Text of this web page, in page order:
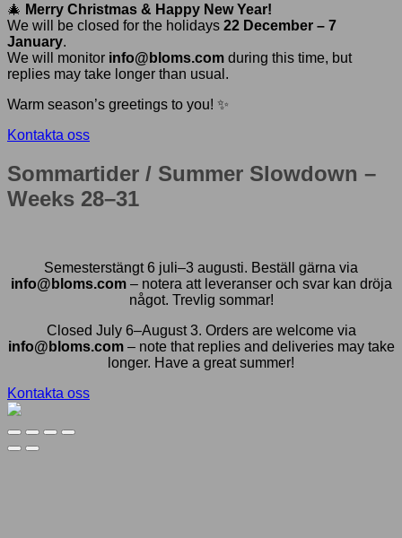
🎄 Merry Christmas & Happy New Year!
We will be closed for the holidays 22 December – 7
January.
We will monitor info@bloms.com during this time, but
replies may take longer than usual.
Warm season’s greetings to you! ✨
Kontakta oss
Sommartider / Summer Slowdown –
Weeks 28–31
Semesterstängt 6 juli–3 augusti. Beställ gärna via
info@bloms.com– notera att leveranser och svar kan dröja
något. Trevlig sommar!
Closed July 6–August 3. Orders are welcome via
info@bloms.com– note that replies and deliveries may take
longer. Have a great summer!
Kontakta oss